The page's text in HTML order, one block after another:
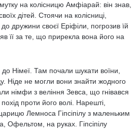
на колісницю Амфіарай: він знав,
дітей. Стоячи на колісниці,
дружини своєї Еріфіли, погрозив їй
її за те, що прирекла вона його на
Німеї. Там почали шукати воїни,
Ніде не могли вони знайти жодного
німфи з веління Зевса, що гнівався
проти його волі. Нарешті,
Лемноса Гіпсіпілу з маленьким
Офельтом, на руках. Гіпсіпілу